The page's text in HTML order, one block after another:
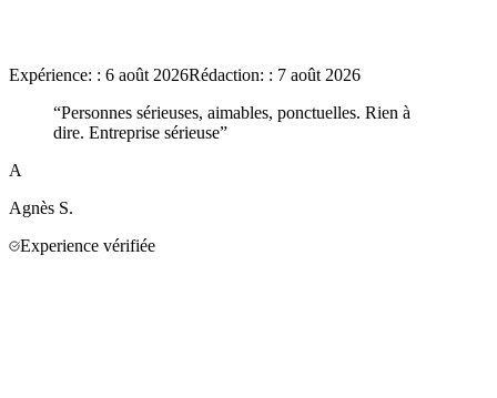
Expérience: : 6 août 2026Rédaction: : 7 août 2026
“Personnes sérieuses, aimables, ponctuelles. Rien à
dire. Entreprise sérieuse”
A
Agnès S.
Experience vérifiée